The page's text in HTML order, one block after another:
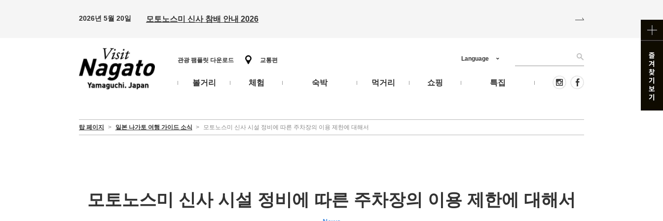
2026년 5월 20일 모토노스미 신사 참배 안내 2026
관광 팸플릿 다운로드 교통편
볼거리 체험 숙박 먹거리 쇼핑 특집
Language
탑 페이지 > 일본 나가토 여행 가이드 소식 > 모토노스미 신사 시설 정비에 따른 주차장의 이용 제한에 대해서
모토노스미 신사 시설 정비에 따른 주차장의 이용 제한에 대해서